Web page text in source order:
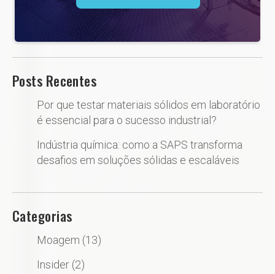
Posts Recentes
Por que testar materiais sólidos em laboratório
é essencial para o sucesso industrial?
Indústria química: como a SAPS transforma
desafios em soluções sólidas e escaláveis
Categorias
Moagem (13)
Insider (2)